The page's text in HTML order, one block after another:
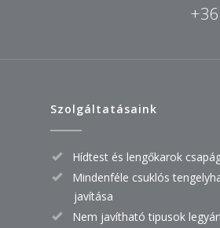
Szolgáltatásaink
Hídtest és lengőkarok
Mindenféle csuklós
javítása
Nem javítható tipusok